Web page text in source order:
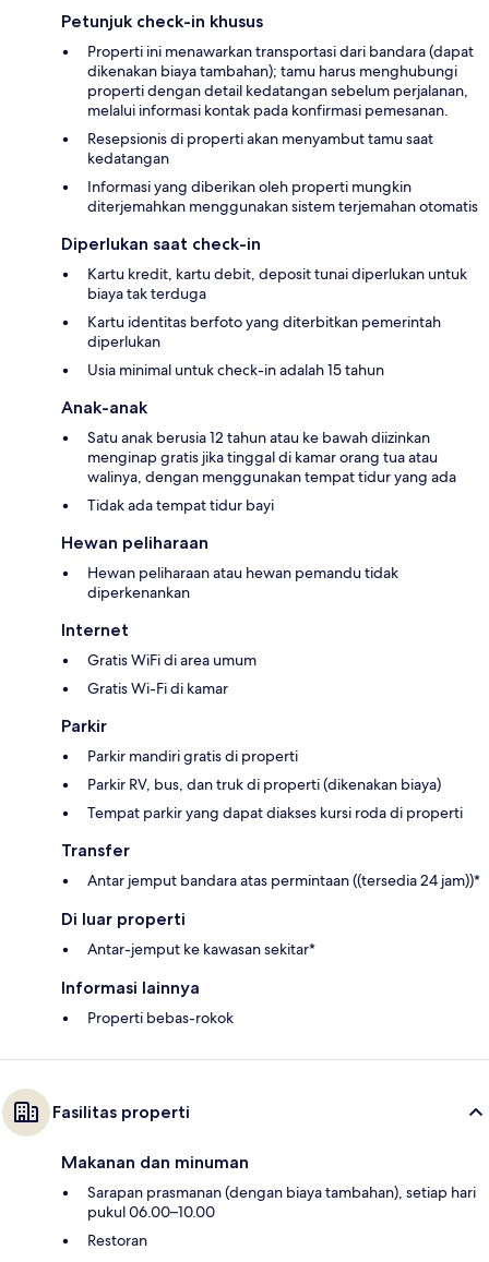
Petunjuk check-in khusus
Properti ini menawarkan transportasi dari bandara (dapat
dikenakan biaya tambahan); tamu harus menghubungi
properti dengan detail kedatangan sebelum perjalanan,
melalui informasi kontak pada konfirmasi pemesanan.
Resepsionis di properti akan menyambut tamu saat
kedatangan
Informasi yang diberikan oleh properti mungkin
diterjemahkan menggunakan sistem terjemahan otomatis
Diperlukan saat check-in
Kartu kredit, kartu debit, deposit tunai diperlukan untuk
biaya tak terduga
Kartu identitas berfoto yang diterbitkan pemerintah
diperlukan
Usia minimal untuk check-in adalah 15 tahun
Anak-anak
Satu anak berusia 12 tahun atau ke bawah diizinkan
menginap gratis jika tinggal di kamar orang tua atau
walinya, dengan menggunakan tempat tidur yang ada
Tidak ada tempat tidur bayi
Hewan peliharaan
Hewan peliharaan atau hewan pemandu tidak
diperkenankan
Internet
Gratis WiFi di area umum
Gratis Wi-Fi di kamar
Parkir
Parkir mandiri gratis di properti
Parkir RV, bus, dan truk di properti (dikenakan biaya)
Tempat parkir yang dapat diakses kursi roda di properti
Transfer
Antar jemput bandara atas permintaan ((tersedia 24 jam))*
Di luar properti
Antar-jemput ke kawasan sekitar*
Informasi lainnya
Properti bebas-rokok
Fasilitas properti
Makanan dan minuman
Sarapan prasmanan (dengan biaya tambahan), setiap hari
pukul 06.00–10.00
Restoran